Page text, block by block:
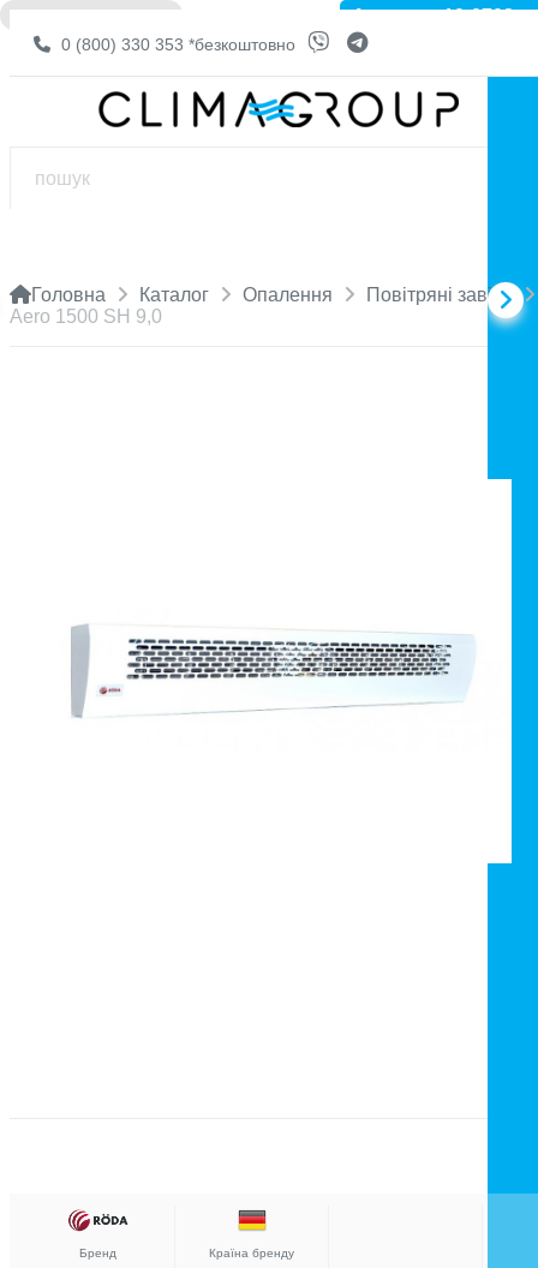
0 (800) 330 353 *безкоштовно
Головна Каталог Опалення
Повітряні завіси
Aero 1500 SH 9,0
Артикул: 10-0703
❌ НЕМА В НАЯВНОСТІ
Бренд Країна бренду